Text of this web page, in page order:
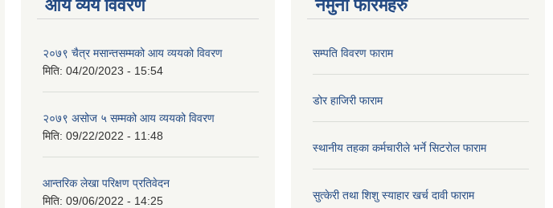
आय व्यय विवरण
२०७९ चैत्र मसान्तसम्मको आय व्ययको विवरण
मिति: 04/20/2023 - 15:54
२०७९ असोज ५ सम्मको आय व्ययको विवरण
मिति: 09/22/2022 - 11:48
आन्तरिक लेखा परिक्षण प्रतिवेदन
मिति: 09/06/2022 - 14:25
नमुना फारमहरु
सम्पति विवरण फाराम
डोर हाजिरी फाराम
स्थानीय तहका कर्मचारीले भर्ने सिटरोल फाराम
सुत्केरी तथा शिशु स्याहार खर्च दावी फाराम